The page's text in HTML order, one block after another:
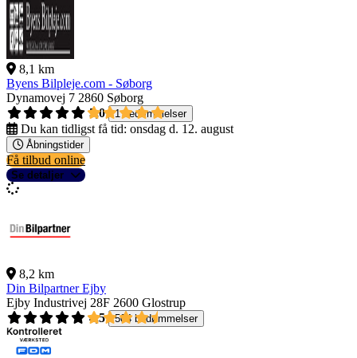
8,1 km
Byens Bilpleje.com - Søborg
Dynamovej 7 2860 Søborg
5,0
1 bedømmelser
Du kan tidligst få tid: onsdag d. 12. august
Åbningstider
Få tilbud online
Se detaljer
8,2 km
Din Bilpartner Ejby
Ejby Industrivej 28F 2600 Glostrup
4,5
504 bedømmelser